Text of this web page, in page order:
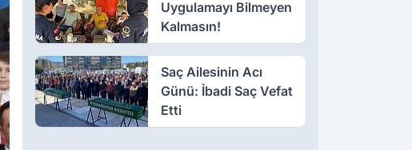
Uygulamayı Bilmeyen
Kalmasın!
Saç Ailesinin Acı
Günü: İbadi Saç Vefat
Etti